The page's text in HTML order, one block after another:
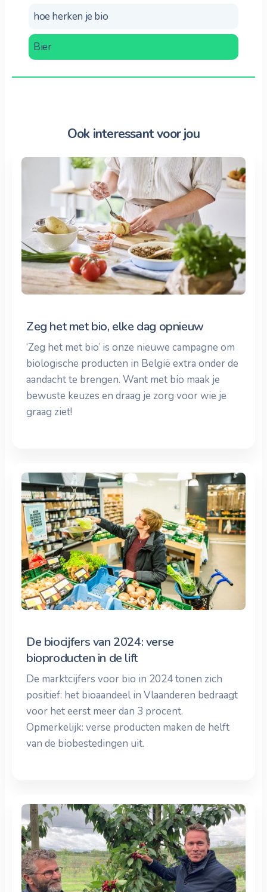
hoe herken je bio
Bier
Ook interessant voor jou
Zeg het met bio, elke dag opnieuw
‘Zeg het met bio’ is onze nieuwe campagne om
biologische producten in België extra onder de
aandacht te brengen. Want met bio maak je
bewuste keuzes en draag je zorg voor wie je
graag ziet!
De biocijfers van 2024: verse
bioproducten in de lift
De marktcijfers voor bio in 2024 tonen zich
positief: het bioaandeel in Vlaanderen bedraagt
voor het eerst meer dan 3 procent.
Opmerkelijk: verse producten maken de helft
van de biobestedingen uit.